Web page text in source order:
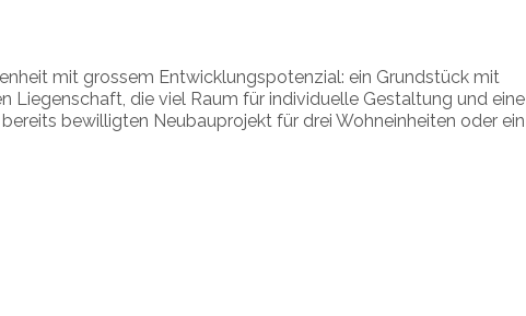
mit grossem Entwicklungspotenzial: ein Grundstück mit
Liegenschaft, die viel Raum für individuelle Gestaltung und eine
bewilligten Neubauprojekt für drei Wohneinheiten oder ein